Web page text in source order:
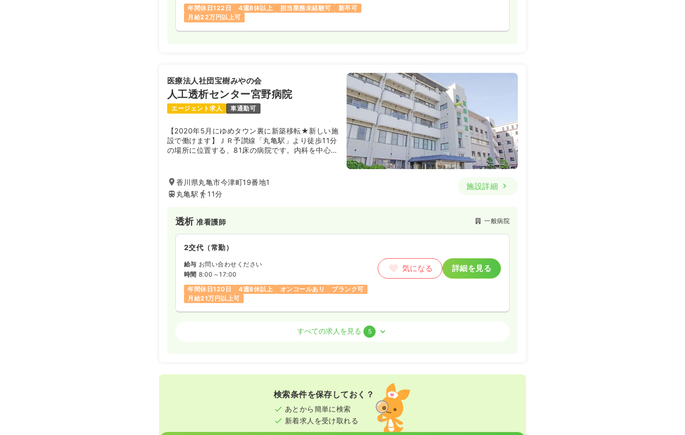
年間休日122日
4週8休以上 担当業務未経験可
新卒可
月給22万円以上可
医療法人社団宝樹みやの会
人工透析センター宮野病院
エージェント求人 車通勤可
【2020年5月にゆめタウン裏に新築移転★新しい施
設で働けます】ＪＲ予讃線「丸亀駅」より徒歩11分
の場所に位置する、81床の病院です。内科を中心と
た診療を行っている地域密着型の病院です。
香川県丸亀市今津町19番地1
丸亀駅
11分
施設詳細
透析准看護師 一般病院
2交代（常勤）
給与 お問い合わせください
時間 8:00～17:00
年間休日120日
4週8休以上 オンコールあり
ブランク可
月給21万円以上可
気になる 詳細を見る
第二新卒可 月給26万円以上可
気になる 詳細を見る
すべての求人を見る 5
検索条件を保存しておく？
あとから簡単に検索
新着求人を受け取れる